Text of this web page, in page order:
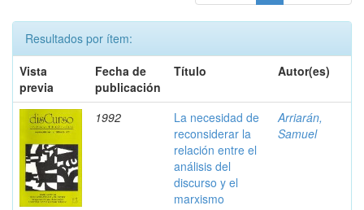
Resultados por ítem:
Vista
previa
Fecha de
publicación
Título Autor(es)
1992
La necesidad de
reconsiderar la
relación entre el
análisis del
discurso y el
marxismo
Arriarán,
Samuel